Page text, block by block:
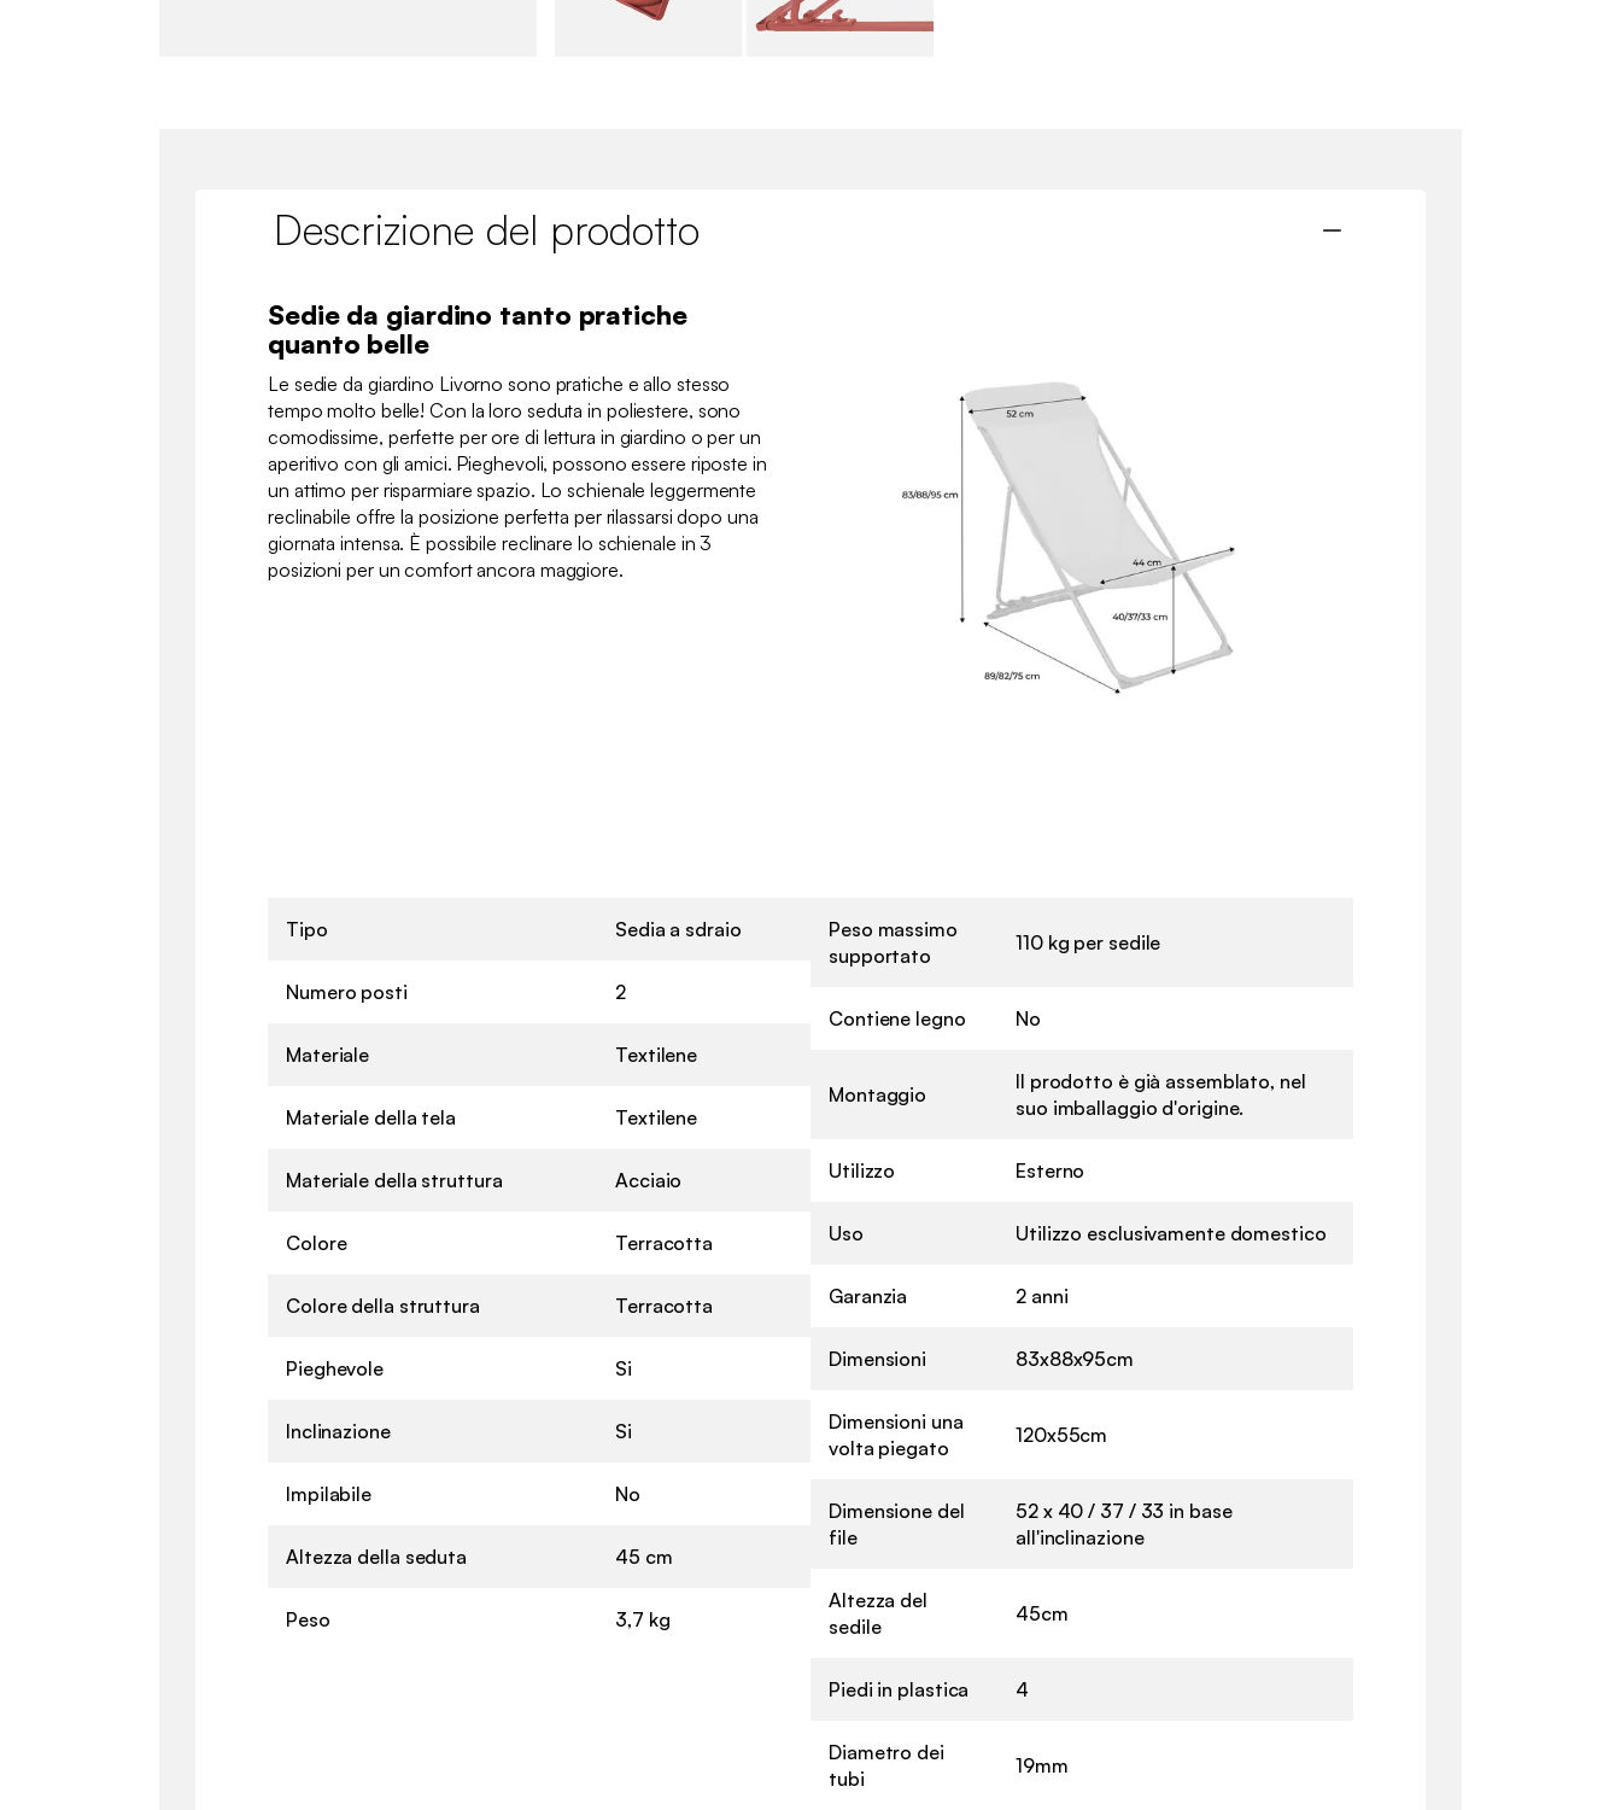
Descrizione del prodotto
Sedie da giardino tanto pratiche
quanto belle
Le sedie da giardino Livorno sono pratiche e allo stesso
tempo molto belle! Con la loro seduta in poliestere, sono
comodissime, perfette per ore di lettura in giardino o per un
aperitivo con gli amici. Pieghevoli, possono essere riposte in
un attimo per risparmiare spazio. Lo schienale leggermente
reclinabile offre la posizione perfetta per rilassarsi dopo una
giornata intensa. È possibile reclinare lo schienale in 3
posizioni per un comfort ancora maggiore.
Tipo Sedia a sdraio
Numero posti 2
Materiale Textilene
Materiale della tela Textilene
Materiale della struttura Acciaio
Colore Terracotta
Colore della struttura Terracotta
Pieghevole Si
Inclinazione Si
Impilabile No
Altezza della seduta 45 cm
Peso 3,7 kg
Peso massimo
supportato
110 kg per sedile
Contiene legno No
Montaggio
Il prodotto è già assemblato, nel
suo imballaggio d'origine.
Utilizzo Esterno
Uso Utilizzo esclusivamente domestico
Garanzia 2 anni
Dimensioni 83x88x95cm
Dimensioni una
volta piegato
120x55cm
Dimensione del
file
52 x 40 / 37 / 33 in base
all'inclinazione
Altezza del
sedile
45cm
Piedi in plastica 4
Diametro dei
tubi
19mm